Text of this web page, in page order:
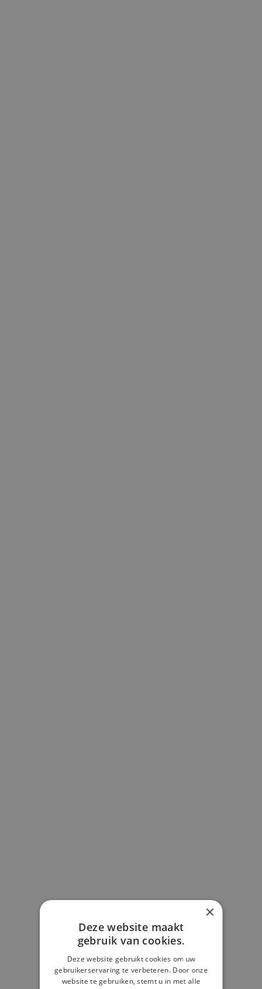
×
Deze website maakt
gebruik van cookies.
Deze website gebruikt cookies om uw
gebruikerservaring te verbeteren. Door onze
website te gebruiken, stemt u in met alle